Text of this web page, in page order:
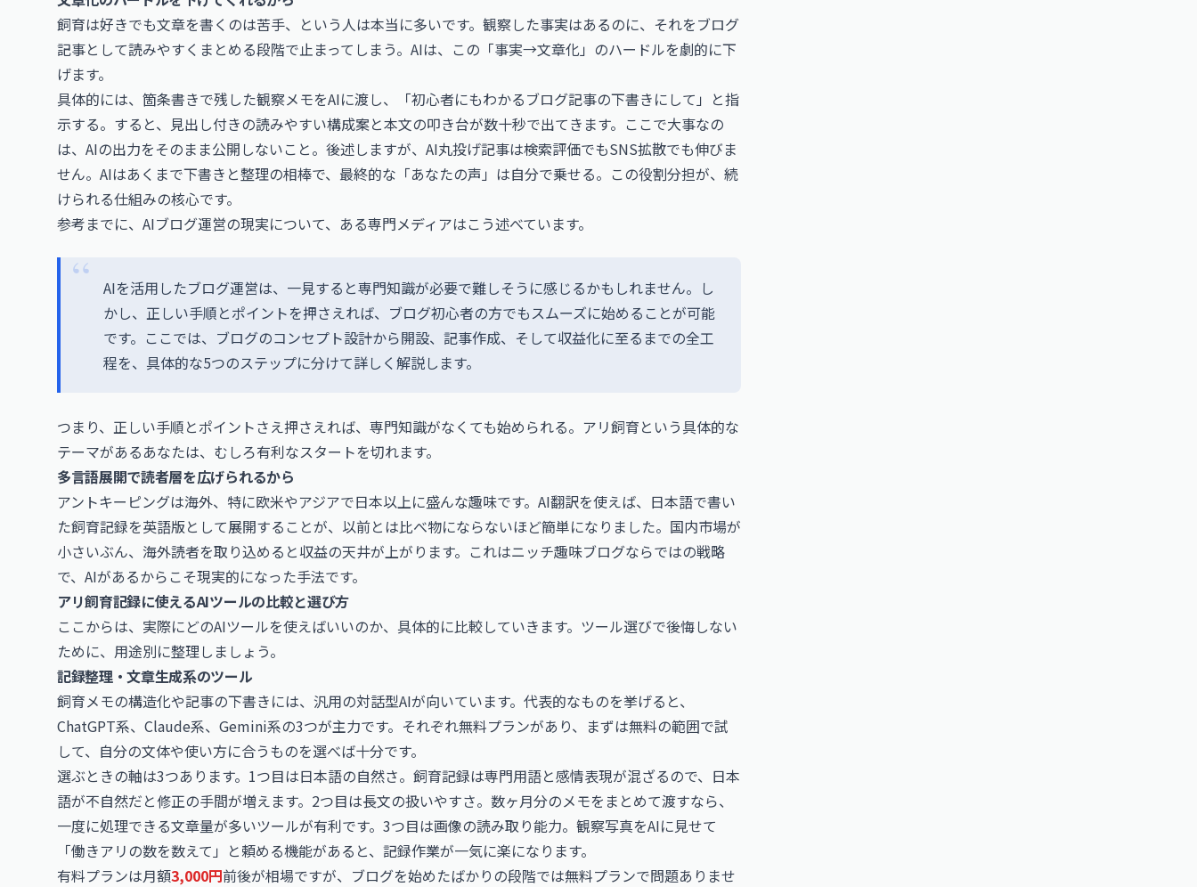
飼育は好きでも文章を書くのは苦手、という人は本当に多いです。観察した事実はあるのに、それをブログ
記事として読みやすくまとめる段階で止まってしまう。AIは、この「事実→文章化」のハードルを劇的に下
げます。
具体的には、箇条書きで残した観察メモをAIに渡し、「初心者にもわかるブログ記事の下書きにして」と指
示する。すると、見出し付きの読みやすい構成案と本文の叩き台が数十秒で出てきます。ここで大事なの
は、AIの出力をそのまま公開しないこと。後述しますが、AI丸投げ記事は検索評価でもSNS拡散でも伸びま
せん。AIはあくまで下書きと整理の相棒で、最終的な「あなたの声」は自分で乗せる。この役割分担が、続
けられる仕組みの核心です。
参考までに、AIブログ運営の現実について、ある専門メディアはこう述べています。
AIを活用したブログ運営は、一見すると専門知識が必要で難しそうに感じるかもしれません。し
かし、正しい手順とポイントを押さえれば、ブログ初心者の方でもスムーズに始めることが可能
です。ここでは、ブログのコンセプト設計から開設、記事作成、そして収益化に至るまでの全工
程を、具体的な5つのステップに分けて詳しく解説します。
つまり、正しい手順とポイントさえ押さえれば、専門知識がなくても始められる。アリ飼育という具体的な
テーマがあるあなたは、むしろ有利なスタートを切れます。
多言語展開で読者層を広げられるから
アントキーピングは海外、特に欧米やアジアで日本以上に盛んな趣味です。AI翻訳を使えば、日本語で書い
た飼育記録を英語版として展開することが、以前とは比べ物にならないほど簡単になりました。国内市場が
小さいぶん、海外読者を取り込めると収益の天井が上がります。これはニッチ趣味ブログならではの戦略
で、AIがあるからこそ現実的になった手法です。
アリ飼育記録に使えるAIツールの比較と選び方
ここからは、実際にどのAIツールを使えばいいのか、具体的に比較していきます。ツール選びで後悔しない
ために、用途別に整理しましょう。
記録整理・文章生成系のツール
飼育メモの構造化や記事の下書きには、汎用の対話型AIが向いています。代表的なものを挙げると、
ChatGPT系、Claude系、Gemini系の3つが主力です。それぞれ無料プランがあり、まずは無料の範囲で試
して、自分の文体や使い方に合うものを選べば十分です。
選ぶときの軸は3つあります。1つ目は日本語の自然さ。飼育記録は専門用語と感情表現が混ざるので、日本
語が不自然だと修正の手間が増えます。2つ目は長文の扱いやすさ。数ヶ月分のメモをまとめて渡すなら、
一度に処理できる文章量が多いツールが有利です。3つ目は画像の読み取り能力。観察写真をAIに見せて
「働きアリの数を数えて」と頼める機能があると、記録作業が一気に楽になります。
有料プランは月額3,000円前後が相場ですが、ブログを始めたばかりの段階では無料プランで問題ありませ